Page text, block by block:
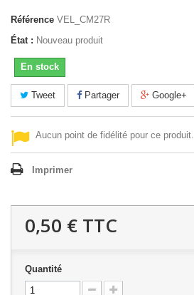
Référence VEL_CM27R
État : Nouveau produit
En stock
Tweet Partager Google+
Aucun point de fidélité pour ce produit.
Imprimer
0,50 € TTC
Quantité